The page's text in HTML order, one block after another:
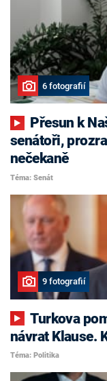
6 fotografií
senátoři,
nečekaně
Téma: Senát
9 fotografií
Turkova pomsta, nekonfliktní Havlíček i
návrat Klause.
Téma: Politika